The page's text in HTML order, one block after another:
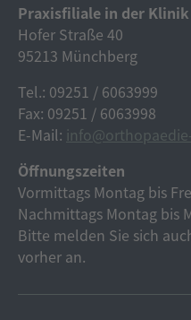
Praxisfiliale in der
Hofer Straße 40
95213 Münchberg
Tel.: 09251 / 6063999
Fax: 09251 / 6063998
E-Mail:
Öffnungszeiten
Vormittags Montag bis
Nachmittags Montag bis
Bitte melden Sie sich
vorher an.